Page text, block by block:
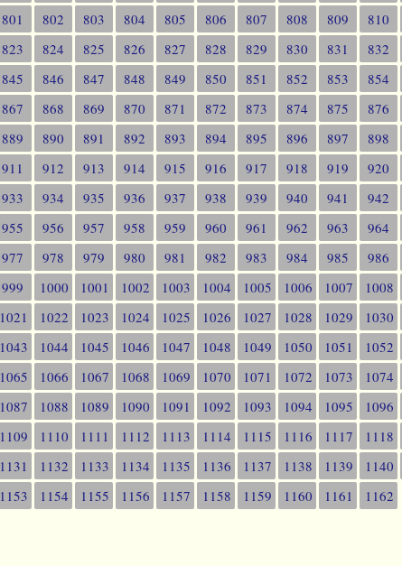
801 802 803 804 805 806 807 808 809 810
823 824 825 826 827 828 829 830 831 832
845 846 847 848 849 850 851 852 853 854
867 868 869 870 871 872 873 874 875 876
889 890 891 892 893 894 895 896 897 898
911 912 913 914 915 916 917 918 919 920
933 934 935 936 937 938 939 940 941 942
955 956 957 958 959 960 961 962 963 964
977 978 979 980 981 982 983 984 985 986
999 1000 1001 1002 1003 1004 1005 1006 1007 1008
1021 1022 1023 1024 1025 1026 1027 1028 1029 1030
1043 1044 1045 1046 1047 1048 1049 1050 1051 1052
1065 1066 1067 1068 1069 1070 1071 1072 1073 1074
1087 1088 1089 1090 1091 1092 1093 1094 1095 1096
1109 1110 1111 1112 1113 1114 1115 1116 1117 1118
1131 1132 1133 1134 1135 1136 1137 1138 1139 1140
1153 1154 1155 1156 1157 1158 1159 1160 1161 1162